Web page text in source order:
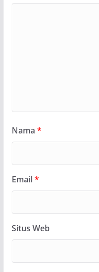
Nama *
Email*
Situs Web